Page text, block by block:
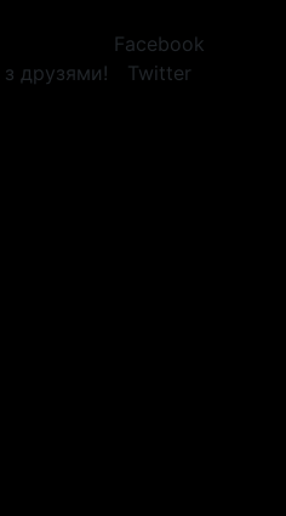
з друзями!
Facebook
Twitter